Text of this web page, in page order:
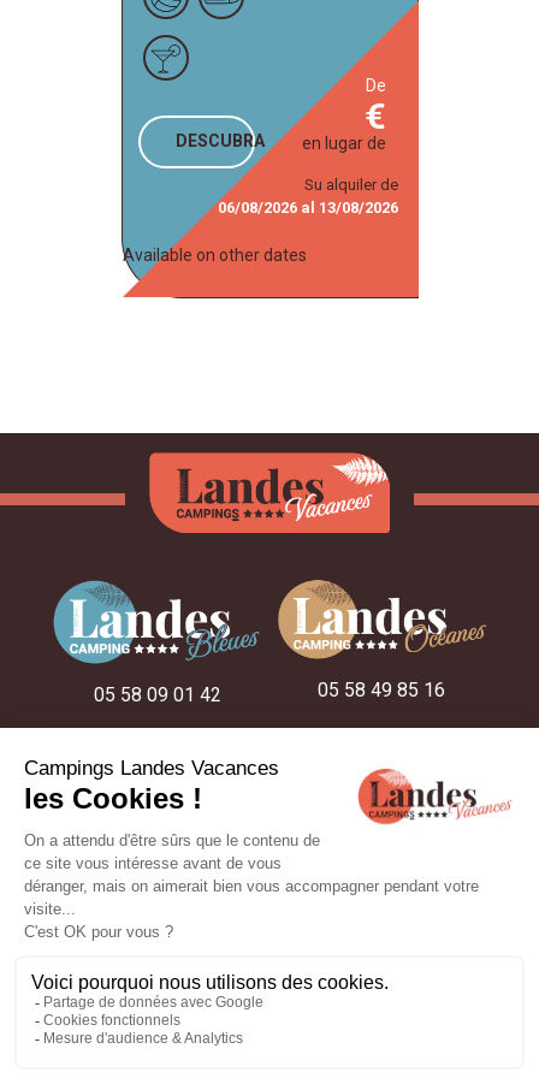
DESCUBRA
de
en lugar de
Su alquiler de
06/08/2026al 13/08/2026
Available on other dates
05 58 09 01 42 05 58 49 85 16
05 58 48 22 52
NUESTRAS IDEAS DE ESTANCIA
NUESTROS ALOJAMIENTOS